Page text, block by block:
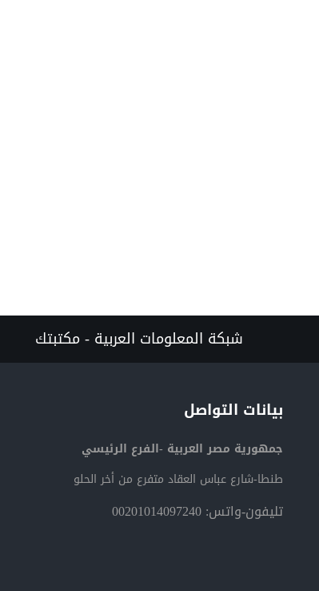
شبكة المعلومات العربية - مكتبتك
بيانات التواصل
جمهورية مصر العربية -الفرع الرئيسي
طنطا-شارع عباس العقاد متفرع من أخر الحلو
تليفون-واتس: 00201014097240